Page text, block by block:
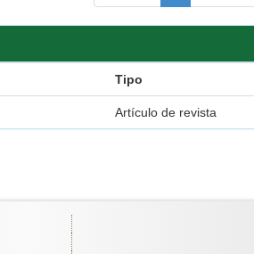
Tipo
Artículo de revista